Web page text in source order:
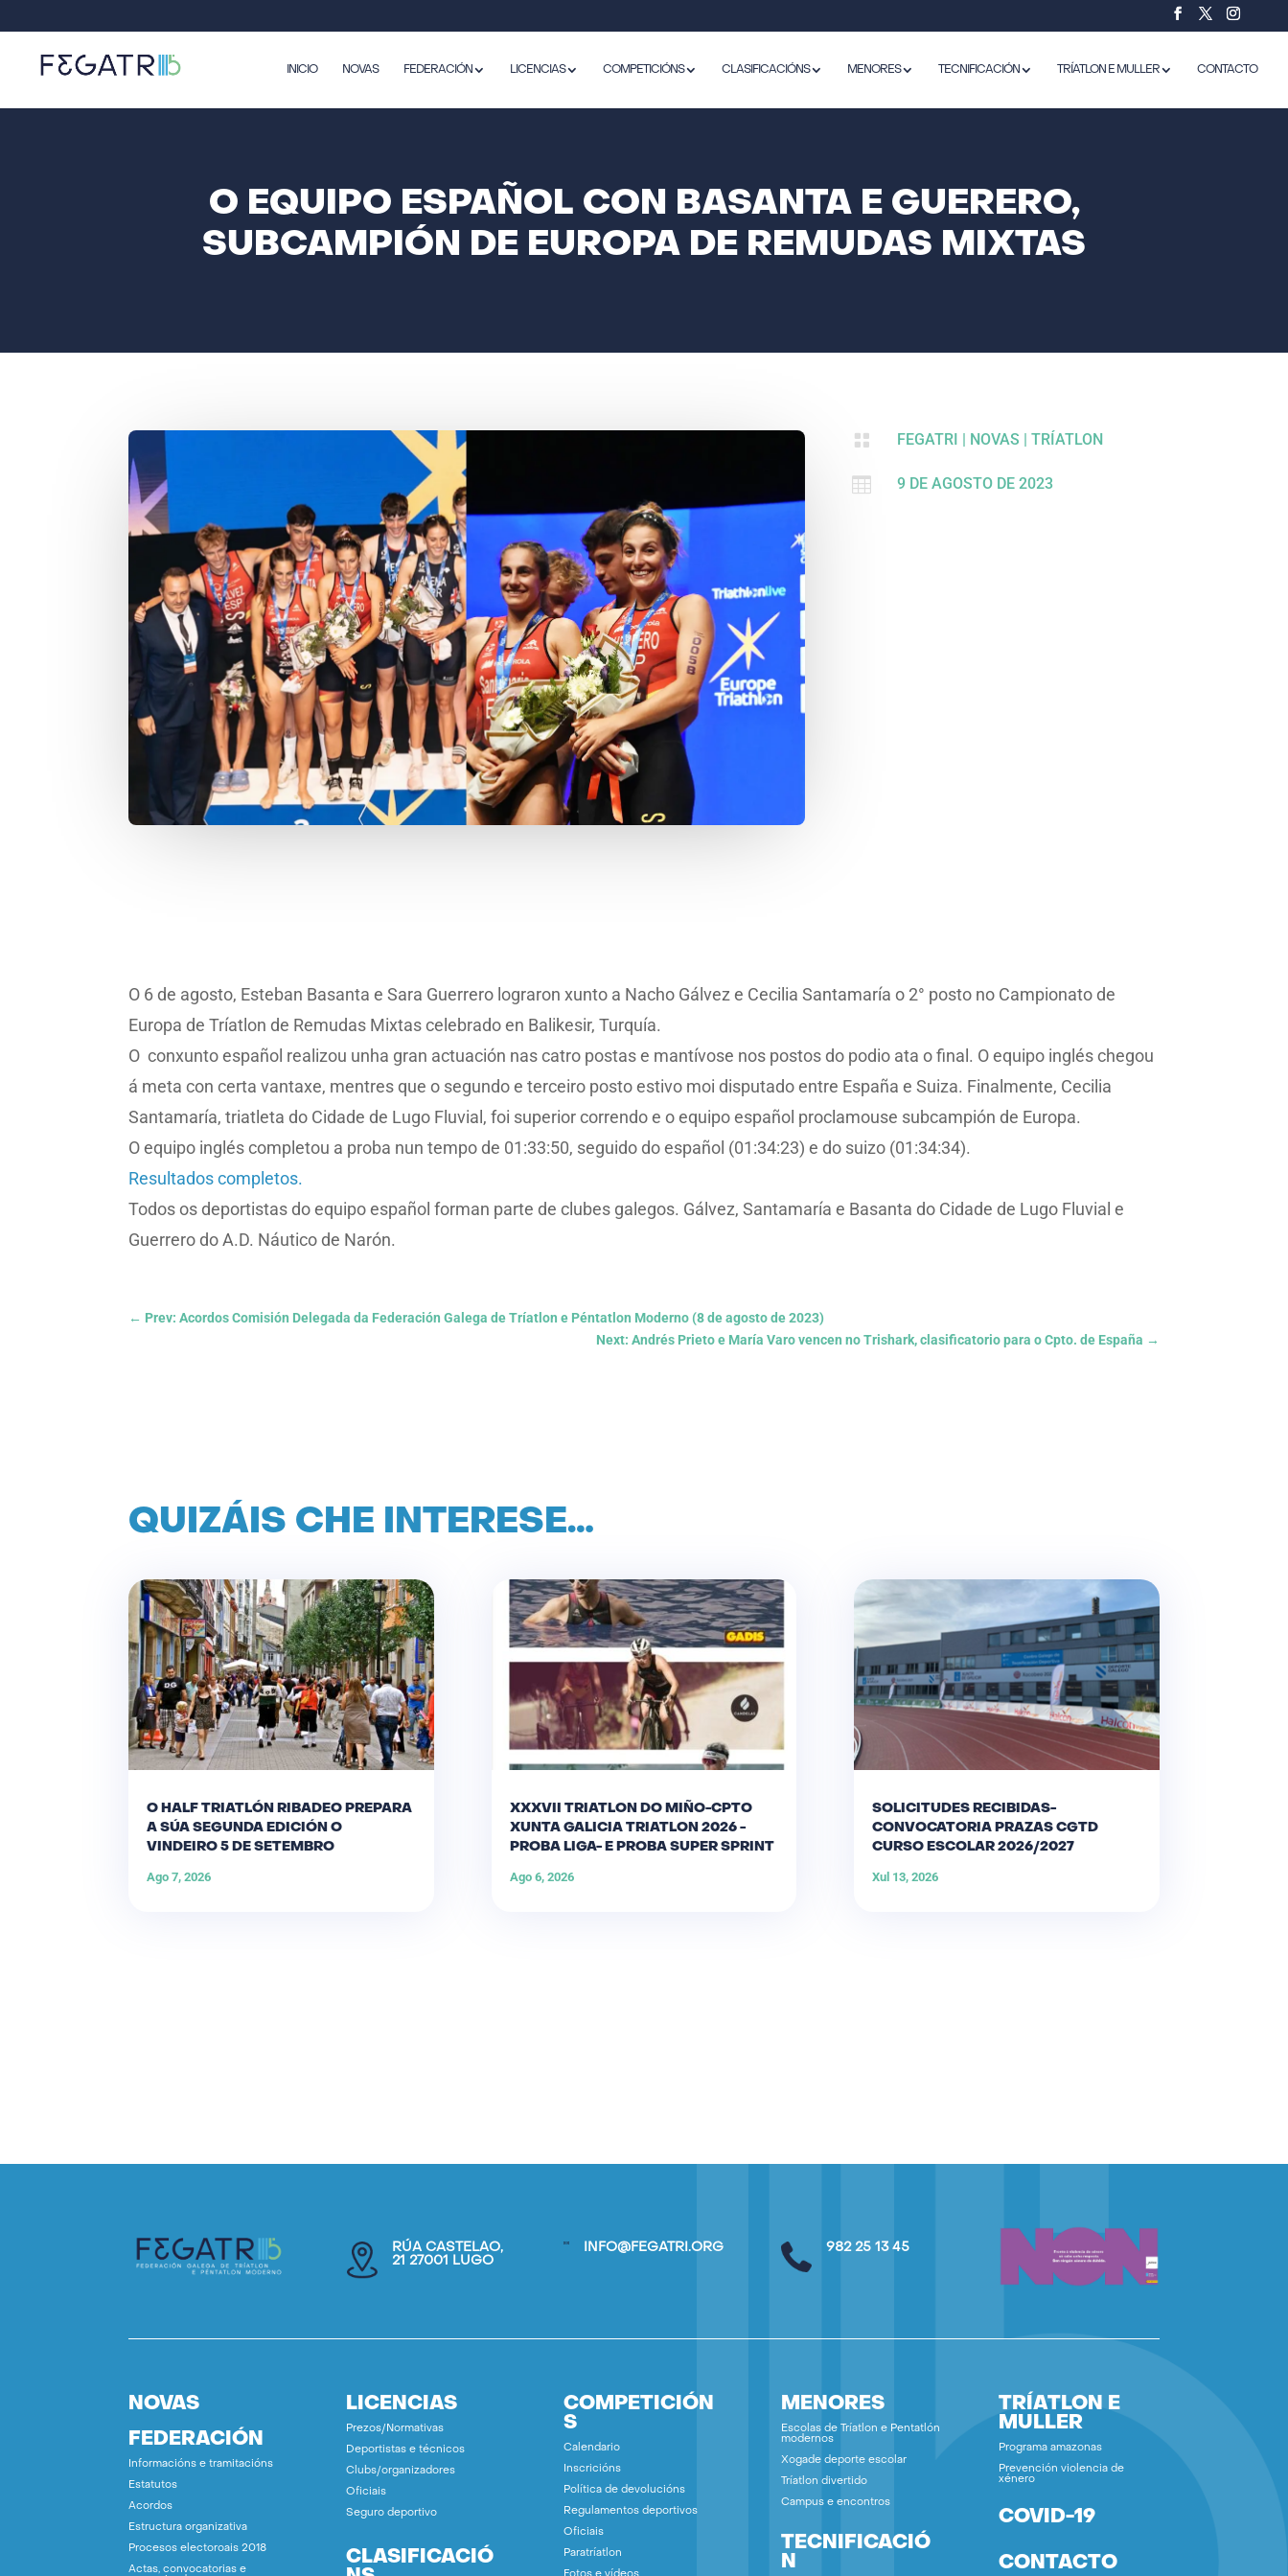
INICIO NOVAS FEDERACIÓN LICENCIAS COMPETICIÓNS CLASIFICACIÓNS MENORES TECNIFICACIÓN TRÍATLON E MULLER CONTACTO
O EQUIPO ESPAÑOL CON BASANTA E GUERERO,
SUBCAMPIÓN DE EUROPA DE REMUDAS MIXTAS
 FEGATRI | NOVAS |TRÍATLON
 9 DE AGOSTO DE 2023
O 6 de agosto, Esteban Basanta e Sara Guerrero lograron xunto a Nacho Gálvez e Cecilia Santamaría o 2° posto no Campionato de
Europa de Tríatlon de Remudas Mixtas celebrado en Balikesir, Turquía.
O conxunto español realizou unha gran actuación nas catro postas e mantívose nos postos do podio ata o final. O equipo inglés chegou
á meta con certa vantaxe, mentres que o segundo e terceiro posto estivo moi disputado entre España e Suiza. Finalmente, Cecilia
Santamaría, triatleta do Cidade de Lugo Fluvial, foi superior correndo e o equipo español proclamouse subcampión de Europa.
O equipo inglés completou a proba nun tempo de 01:33:50, seguido do español (01:34:23) e do suizo (01:34:34).
Resultados completos.
Todos os deportistas do equipo español forman parte de clubes galegos. Gálvez, Santamaría e Basanta do Cidade de Lugo Fluvial e
Guerrero do A.D. Náutico de Narón.
← Prev: Acordos Comisión Delegada da Federación Galega de Tríatlon e Péntatlon Moderno (8 de agosto de 2023)
Next: Andrés Prieto e María Varo vencen no Trishark, clasificatorio para o Cpto. de España →
QUIZÁIS CHE INTERESE…
O HALF TRIATLÓN RIBADEO PREPARA
A SÚA SEGUNDA EDICIÓN O
VINDEIRO 5 DE SETEMBRO
Ago 7, 2026
XXXVII TRIATLON DO MIÑO-CPTO
XUNTA GALICIA TRIATLON 2026 -
PROBA LIGA- E PROBA SUPER SPRINT
Ago 6, 2026
SOLICITUDES RECIBIDAS-
CONVOCATORIA PRAZAS CGTD
CURSO ESCOLAR 2026/2027
Xul 13, 2026
RÚA CASTELAO,
21 27001 LUGO
INFO@FEGATRI.ORG 982 25 13 45
NOVAS
FEDERACIÓN
Informacións e tramitacións
Estatutos
Acordos
Estructura organizativa
Procesos electoroais 2018
Actas, convocatorias e
LICENCIAS
Prezos/Normativas
Deportistas e técnicos
Clubs/organizadores
Oficiais
Seguro deportivo
CLASIFICACIÓ
COMPETICIÓN
S
Calendario
Inscricións
Política de devolucións
Regulamentos deportivos
Oficiais
Paratríatlon
MENORES
Escolas de Tríatlon e Pentatlón
modernos
Xogade deporte escolar
Tríatlon divertido
Campus e encontros
TECNIFICACIÓ
N
TRÍATLON E
MULLER
Programa amazonas
Prevención violencia de
xénero
COVID-19
CONTACTO